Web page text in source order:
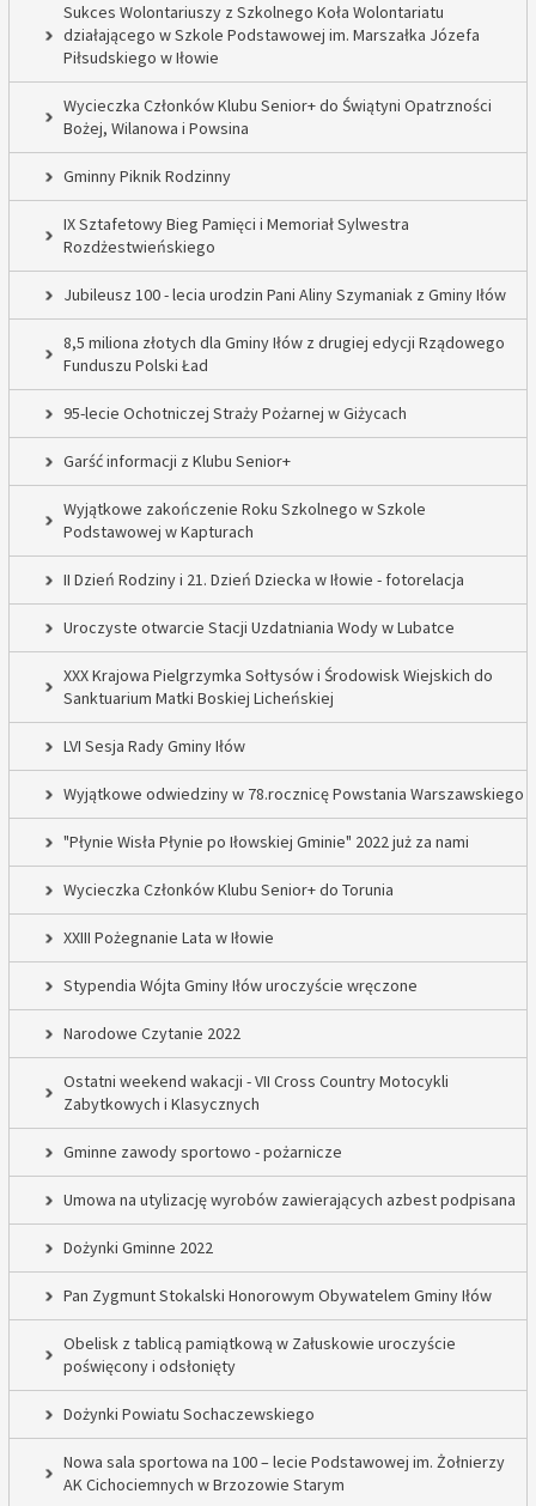
Sukces Wolontariuszy z Szkolnego Koła Wolontariatu
działającego w Szkole Podstawowej im. Marszałka Józefa
Piłsudskiego w Iłowie
Wycieczka Członków Klubu Senior+ do Świątyni Opatrzności
Bożej, Wilanowa i Powsina
Gminny Piknik Rodzinny
IX Sztafetowy Bieg Pamięci i Memoriał Sylwestra
Rozdżestwieńskiego
Jubileusz 100 - lecia urodzin Pani Aliny Szymaniak z Gminy Iłów
8,5 miliona złotych dla Gminy Iłów z drugiej edycji Rządowego
Funduszu Polski Ład
95-lecie Ochotniczej Straży Pożarnej w Giżycach
Garść informacji z Klubu Senior+
Wyjątkowe zakończenie Roku Szkolnego w Szkole
Podstawowej w Kapturach
II Dzień Rodziny i 21. Dzień Dziecka w Iłowie - fotorelacja
Uroczyste otwarcie Stacji Uzdatniania Wody w Lubatce
XXX Krajowa Pielgrzymka Sołtysów i Środowisk Wiejskich do
Sanktuarium Matki Boskiej Licheńskiej
LVI Sesja Rady Gminy Iłów
Wyjątkowe odwiedziny w 78.rocznicę Powstania Warszawskiego
"Płynie Wisła Płynie po Iłowskiej Gminie" 2022 już za nami
Wycieczka Członków Klubu Senior+ do Torunia
XXIII Pożegnanie Lata w Iłowie
Stypendia Wójta Gminy Iłów uroczyście wręczone
Narodowe Czytanie 2022
Ostatni weekend wakacji - VII Cross Country Motocykli
Zabytkowych i Klasycznych
Gminne zawody sportowo - pożarnicze
Umowa na utylizację wyrobów zawierających azbest podpisana
Dożynki Gminne 2022
Pan Zygmunt Stokalski Honorowym Obywatelem Gminy Iłów
Obelisk z tablicą pamiątkową w Załuskowie uroczyście
poświęcony i odsłonięty
Dożynki Powiatu Sochaczewskiego
Nowa sala sportowa na 100 – lecie Podstawowej im. Żołnierzy
AK Cichociemnych w Brzozowie Starym